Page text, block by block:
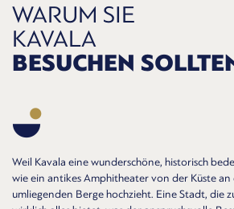
WARUM SIE
KAVALA
BESUCHEN
Weil Kavala eine wunderschöne, historisch
wie ein antikes Amphitheater von der Küste
umliegenden Berge hochzieht. Eine Stadt, die